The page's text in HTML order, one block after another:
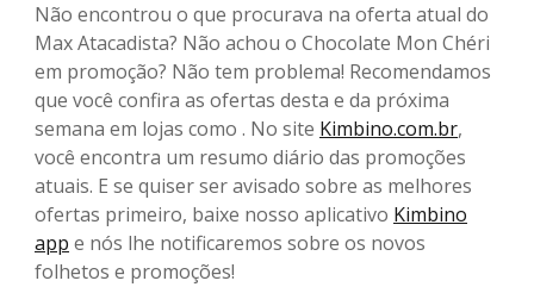
Não encontrou o que procurava na oferta atual do
Max Atacadista? Não achou o Chocolate Mon Chéri
em promoção? Não tem problema! Recomendamos
que você confira as ofertas desta e da próxima
semana em lojas como . No site Kimbino.com.br,
você encontra um resumo diário das promoções
atuais. E se quiser ser avisado sobre as melhores
ofertas primeiro, baixe nosso aplicativo Kimbino
app e nós lhe notificaremos sobre os novos
folhetos e promoções!